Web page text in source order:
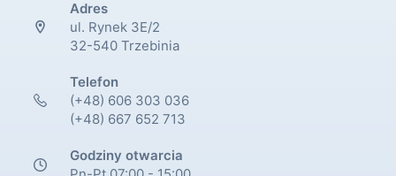
Adres
ul. Rynek 3E/2
32-540 Trzebinia
Telefon
(+48) 606 303 036
(+48) 667 652 713
Godziny otwarcia